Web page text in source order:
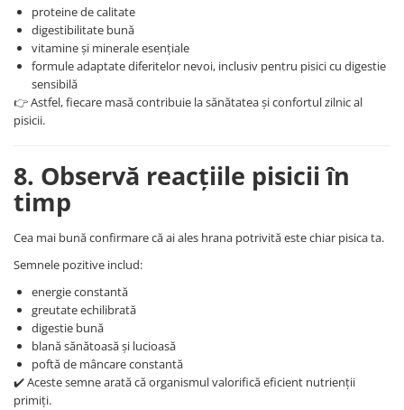
proteine de calitate
digestibilitate bună
vitamine și minerale esențiale
formule adaptate diferitelor nevoi, inclusiv pentru pisici cu digestie
sensibilă
👉 Astfel, fiecare masă contribuie la sănătatea și confortul zilnic al
pisicii.
8. Observă reacțiile pisicii în
timp
Cea mai bună confirmare că ai ales hrana potrivită este chiar pisica ta.
Semnele pozitive includ:
energie constantă
greutate echilibrată
digestie bună
blană sănătoasă și lucioasă
poftă de mâncare constantă
✔️ Aceste semne arată că organismul valorifică eficient nutrienții
primiți.